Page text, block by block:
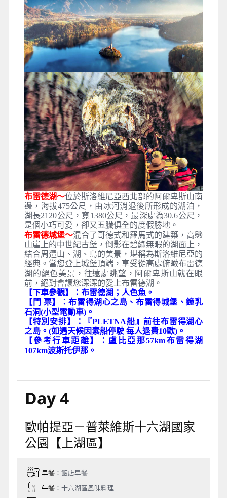
布雷德湖～位於斯洛維尼亞西北部的阿爾卑斯山南
邊，海拔475公尺，由冰河消退後所形成的湖泊，
湖長2120公尺，寬1380公尺，最深處為30.6公尺，
是個小巧可愛，卻又五臟俱全的度假勝地。
布雷德城堡～混合了哥德式和羅馬式的建築，高懸
山崖上的中世紀古堡，倒影在碧綠無暇的湖面上，
結合周遭山、湖、島的美景，堪稱為斯洛維尼亞的
經典。當您登上城堡頂端，享受從高處俯瞰布雷德
湖的絕色美景，往遠處眺望，阿爾卑斯山就在眼
前，絕對會讓您深深的愛上布雷德湖。
【下車參觀】：布雷德湖；人色魚。
【門 票】：布雷得湖心之島、布雷得城堡、鐘乳
石洞(小型電動車)。
【特別安排】：『PLETNA船』前往布雷得湖心
之島。 (如遇天候因素船停駛 每人退費10歐)。
【參考行車距離】：盧比亞那57km布雷得湖
107km波斯托伊那。
Day 4
歐帕提亞－普萊維斯十六湖國家
公園【上湖區】
早餐：飯店早餐
午餐：十六湖區風味料理